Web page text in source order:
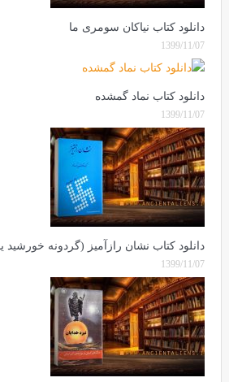
دانلود کتاب نیاکان سومری ما
1399/11/07
دانلود کتاب نماد گمشده
1399/11/07
دانلود کتاب نشان رازآمیز (گردونه خورشید
1399/11/07